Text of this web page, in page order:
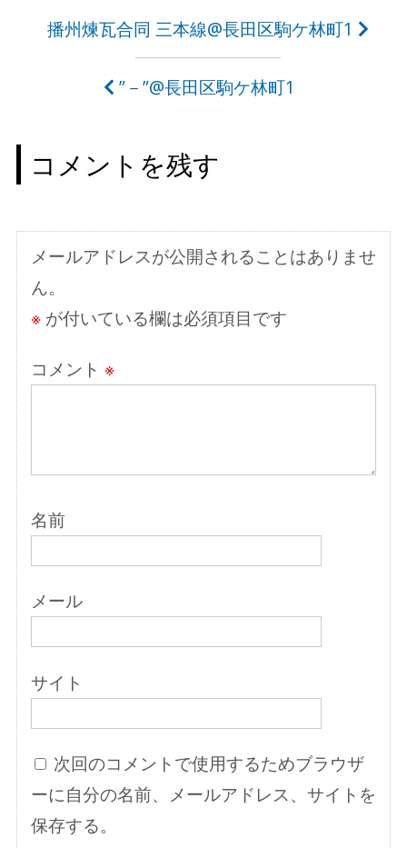
ビ
ゲ
シ
ョ
ン
播州煉瓦合同 三本線@長田区駒ケ林町1
”－”@長田区駒ケ林町1
コメントを残す
メールアドレスが公開されることはありませ
ん。
※が付いている欄は必須項目です
コメント ※
名前
メール
サイト
次回のコメントで使用するためブラウザ
ーに自分の名前、メールアドレス、サイトを
保存する。